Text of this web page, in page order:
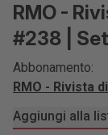
RMO -
#238 |
Abbonamento:
RMO - Rivista
Aggiungi alla